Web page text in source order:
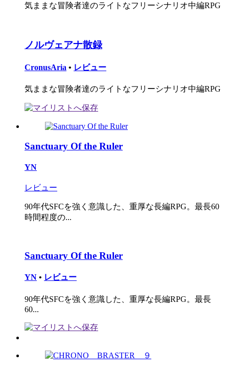
気ままな冒険者達のライトなフリーシナリオ中編RPG
ノルヴェアナ散録
CronusAria • レビュー
気ままな冒険者達のライトなフリーシナリオ中編RPG
Sanctuary Of the Ruler
YN
レビュー
90年代SFCを強く意識した、重厚な長編RPG。最長60
時間程度の...
Sanctuary Of the Ruler
YN • レビュー
90年代SFCを強く意識した、重厚な長編RPG。最長
60...